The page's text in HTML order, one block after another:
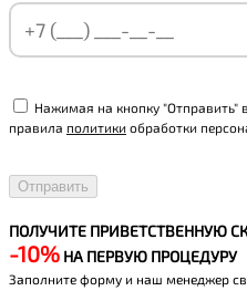
Нажимая на кнопку "Отправить"
правила политики обработки
ПОЛУЧИТЕ ПРИВЕТСТВЕННУЮ
-10% НА ПЕРВУЮ ПРОЦЕДУРУ
Заполните форму и наш менеджер